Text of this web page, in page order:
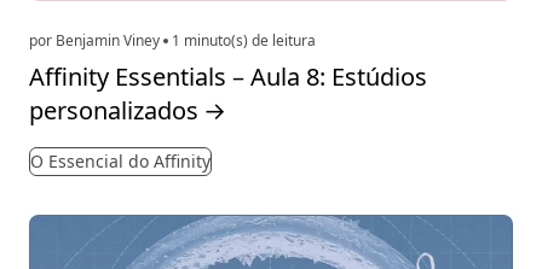
por Benjamin Viney 1 minuto(s) de leitura
Affinity Essentials – Aula 8: Estúdios
personalizados →
O Essencial do Affinity